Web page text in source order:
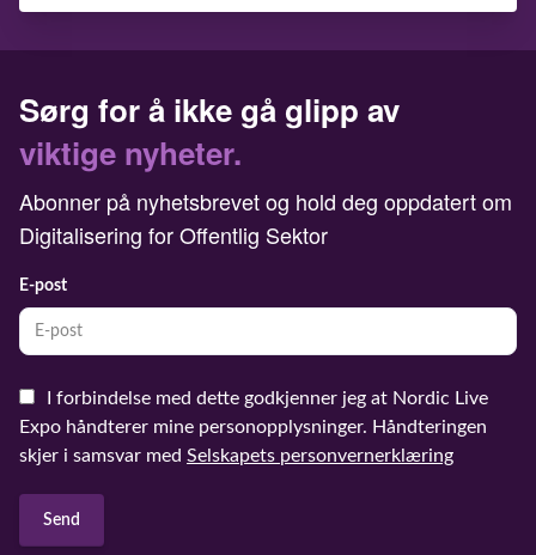
Sørg for å ikke gå glipp av
viktige nyheter.
Abonner på nyhetsbrevet og hold deg oppdatert om
Digitalisering for Offentlig Sektor
E-post
I forbindelse med dette godkjenner jeg at Nordic Live
Expo håndterer mine personopplysninger. Håndteringen
skjer i samsvar med Selskapets personvernerklæring
Send